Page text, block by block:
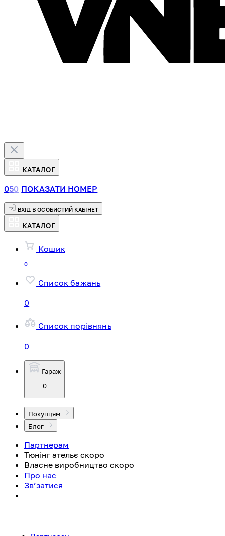
КАТАЛОГ
050 ПОКАЗАТИ НОМЕР
ВХІД В ОСОБИСТИЙ КАБІНЕТ
КАТАЛОГ
Кошик
0
Список бажань
0
Список порівнянь
0
Гараж
0
Покупцям
Блог
Партнерам
Тюнінг ательє скоро
Власне виробництво скоро
Про нас
Зв’затися